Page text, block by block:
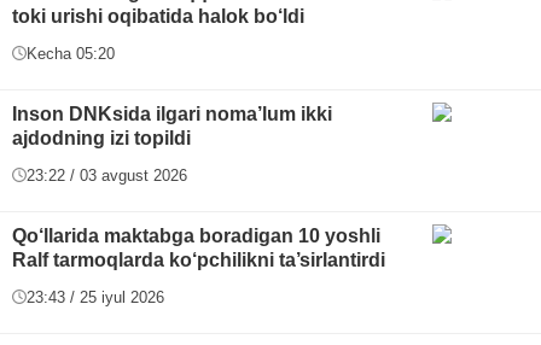
toki urishi oqibatida halok bo‘ldi
Kecha 05:20
Inson DNKsida ilgari noma’lum ikki
ajdodning izi topildi
23:22 / 03 avgust 2026
Qo‘llarida maktabga boradigan 10 yoshli
Ralf tarmoqlarda ko‘pchilikni ta’sirlantirdi
23:43 / 25 iyul 2026